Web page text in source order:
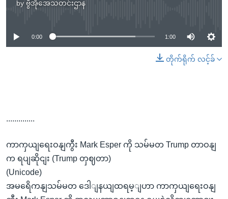
by ဗွီအိုအေသတင်းဌာန
No media source currently available
0:00 1:00
တိုက်ရိုက် လင့်ခ်
..............
ကာကှယျရေးဝနျကွီး Mark Esper ကို သမ်မတ Trump တာဝနျ
က ရပျဆိုငျး (Trump တှဈတာ)
(Unicode)
အမရေိကနျသမ်မတ ဒေါျနယျထရမ့ျဟာ ကာကှယျရေးဝနျ